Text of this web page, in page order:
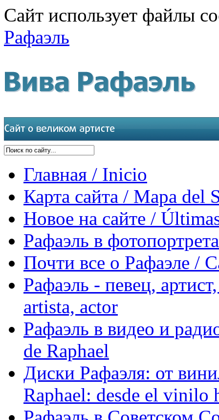
Сайт использует файлы
Рафаэль
Главная / Inicio
Карта сайта / Mapa del
Новое на сайте /
Рафаэль в
Почти все о Рафаэле /
Рафаэль - певец,
artista, actor
Рафаэль в видео и
de Raphael
Диски Рафаэля: от
Raphael: desde el vinilo